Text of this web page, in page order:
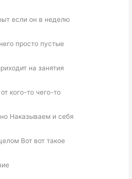
если он в неделю
просто пустые
на занятия
кого-то чего-то
Наказываем и себя
Вот вот такое